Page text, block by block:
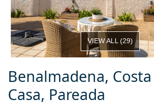
VIEW ALL(29)
Benalmadena,
Casa, Pareada